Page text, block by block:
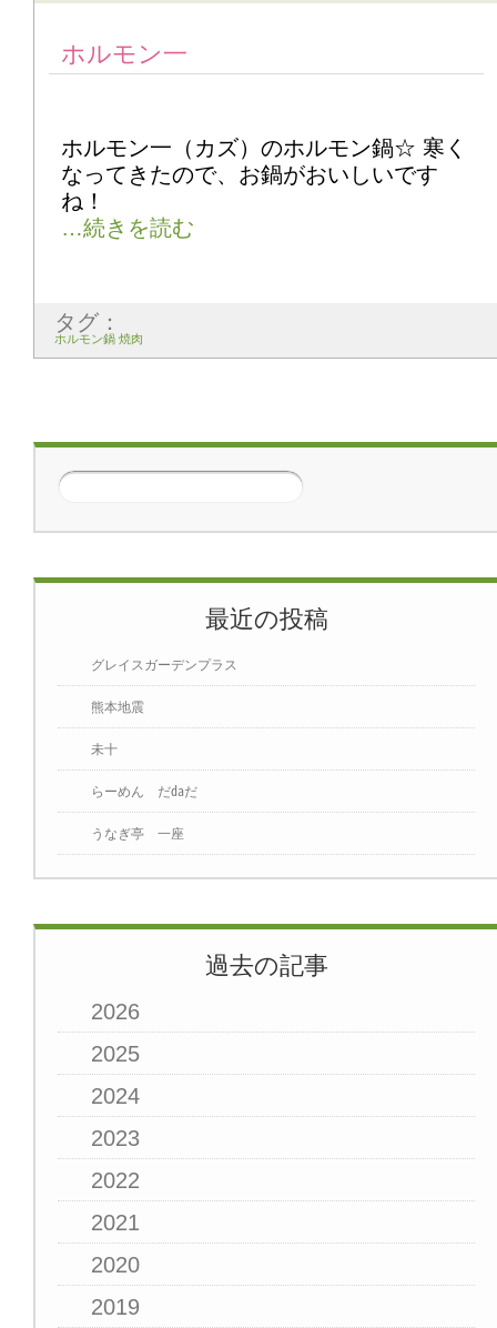
ホルモン一
ホルモン一（カズ）のホルモン鍋☆ 寒く
なってきたので、お鍋がおいしいです
ね！
タグ：
ホルモン鍋 焼肉
>>
最近の投稿
グレイスガーデンプラス
熊本地震
未十
らーめん だ㍲だ
うなぎ亭 一座
過去の記事
2026
2025
2024
2023
2022
2021
2020
2019